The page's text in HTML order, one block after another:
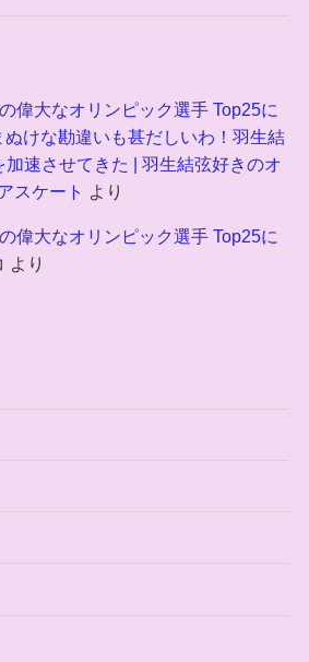
偉大なオリンピック選手 Top25に
ぬけな勘違いも甚だしいわ！羽生結
速させてきた | 羽生結弦好きのオ
スケート より
偉大なオリンピック選手 Top25に
より